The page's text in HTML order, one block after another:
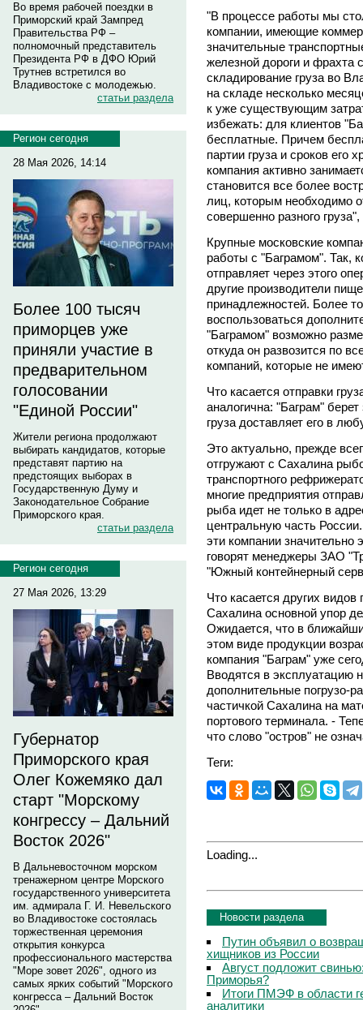
Во время рабочей поездки в
Приморский край Зампред
Правительства РФ –
полномочный представитель
Президента РФ в ДФО Юрий
Трутнев встретился во
Владивостоке с молодежью.
статьи раздела
Регион сегодня
28 Мая 2026, 14:14
Более 100 тысяч
приморцев уже
приняли участие в
предварительном
голосовании
"Единой России"
Жители региона продолжают
выбирать кандидатов, которые
представят партию на
предстоящих выборах в
Государственную Думу и
Законодательное Собрание
Приморского края.
статьи раздела
Регион сегодня
27 Мая 2026, 13:29
Губернатор
Приморского края
Олег Кожемяко дал
старт "Морскому
конгрессу – Дальний
Восток 2026"
В Дальневосточном морском
тренажерном центре Морского
государственного университета
им. адмирала Г. И. Невельского
во Владивостоке состоялась
торжественная церемония
открытия конкурса
профессионального мастерства
"Море зовет 2026", одного из
самых ярких событий "Морского
конгресса – Дальний Восток
"В процессе работы мы
компании, имеющие
значительные
железной дороги и фрахта
складирование груза во
на складе несколько
к уже существующим
избежать: для клиентов
бесплатные. Причем
партии груза и сроков его
компания активно
становится все более
лиц, которым необходимо
совершенно разного
Крупные московские
работы с "Баграмом". Так,
отправляет через этого
другие производители
принадлежностей. Более
воспользоваться
"Баграмом" возможно
откуда он развозится по
компаний, которые не
Что касается отправки
аналогична: "Баграм"
груза доставляет его в
Это актуально, прежде
отгружают с Сахалина
транспортного
многие предприятия
рыба идет не только в
центральную часть
эти компании значительно
говорят менеджеры ЗАО
"Южный контейнерный
Что касается других
Сахалина основной упор
Ожидается, что в
этом виде продукции
компания "Баграм" уже
Вводятся в эксплуатацию
дополнительные погрузо-
частичкой Сахалина на
портового терминала. -
что слово "остров" не
Теги:
Loading...
Новости раздела
Путин объявил о
хищников из России
Август подложит
Приморья?
Итоги ПМЭФ в области
аналитики